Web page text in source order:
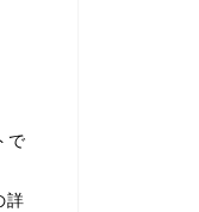
で
詳